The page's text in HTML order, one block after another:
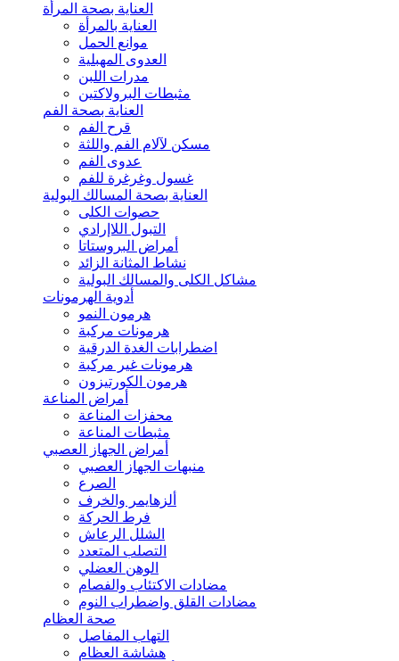
العناية بصحة المرأة
العناية بالمرأة
موانع الحمل
العدوى المهبلية
مدرات اللبن
مثبطات البرولاكتين
العناية بصحة الفم
قرح الفم
مسكن لآلام الفم واللثة
عدوى الفم
غسول وغرغرة للفم
العناية بصحة المسالك البولية
حصوات الكلى
التبول اللاإرادي
أمراض البروستاتا
نشاط المثانة الزائد
مشاكل الكلى والمسالك البولية
أدوية الهرمونات
هرمون النمو
هرمونات مركبة
اضطرابات الغدة الدرقية
هرمونات غير مركبة
هرمون الكورتيزون
أمراض المناعة
محفزات المناعة
مثبطات المناعة
أمراض الجهاز العصبي
منبهات الجهاز العصبي
الصرع
ألزهايمر والخرف
فرط الحركة
الشلل الرعاش
التصلب المتعدد
الوهن العضلي
مضادات الاكتئاب والفصام
مضادات القلق واضطراب النوم
صحة العظام
التهاب المفاصل
هشاشة العظام